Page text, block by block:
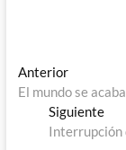
de
entradas
AnteriorEntrada
anterior:
El mundo se
Siguiente
Interrupción